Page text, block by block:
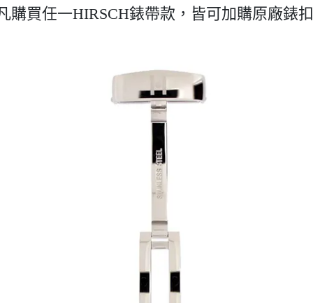
購買任一HIRSCH錶帶款，皆可加購原廠錶扣